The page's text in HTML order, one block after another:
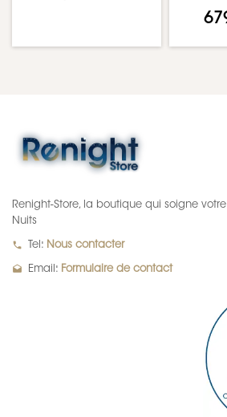
Renight-Store, la boutique qui soigne
Nuits
local_phone Tel: Nous contacter
drafts Email: Formulaire de contact